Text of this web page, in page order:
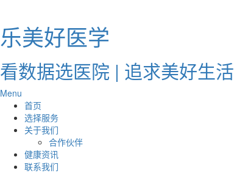
乐美好医学
看数据选医院 | 追求美好生活
Menu
首页
选择服务
关于我们
合作伙伴
健康资讯
联系我们